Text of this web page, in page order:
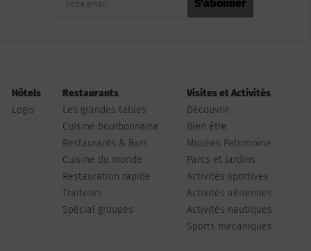
Hôtels
Logis
Restaurants
Les grandes tables
Cuisine bourbonnaise
Restaurants & Bars
Cuisine du monde
Restauration rapide
Traiteurs
Spécial groupes
Visites et Activités
Découvrir
Bien être
Musées Patrimoine
Parcs et Jardins
Activités sportives
Activités aériennes
Activités nautiques
Sports mécaniques